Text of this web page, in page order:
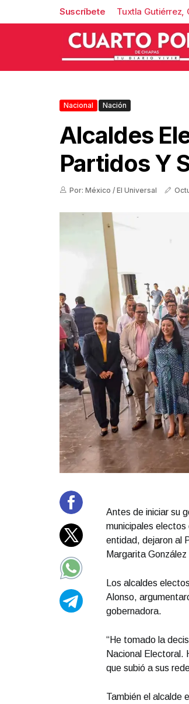
Suscríbete Tuxtla Gutiérrez,
Nacional Nación
Alcaldes
Partidos Y
Por: México / El Universal
Antes de iniciar su
municipales
entidad, dejaron al
Margarita
Los alcaldes
Alonso,
gobernadora.
“He tomado la
Nacional Electoral.
que subió a sus
También el alcalde